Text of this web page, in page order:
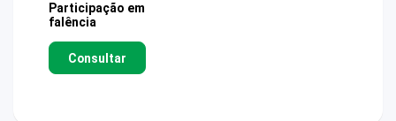
Participação em
falência
Consultar